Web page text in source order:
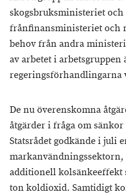
skogsbruksministeriet
frånfinansministeriet och
behov från andra
av arbetet i
regeringsförhandlingarna
De nu överenskomna
åtgärder i fråga om
Statsrådet godkände i juli
additionell kolsänkeeffekt
ton koldioxid. Samtidigt